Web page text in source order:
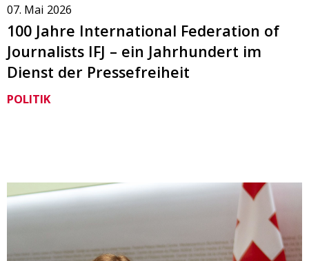
07. Mai 2026
100 Jahre International Federation of
Journalists IFJ – ein Jahrhundert im
Dienst der Pressefreiheit
POLITIK